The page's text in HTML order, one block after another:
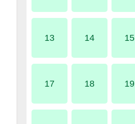
13 14 15
17 18 19